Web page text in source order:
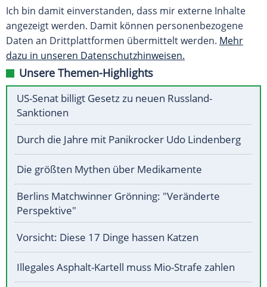
Ich bin damit einverstanden, dass mir externe Inhalte
angezeigt werden. Damit können personenbezogene
Daten an Drittplattformen übermittelt werden. Mehr
dazu in unseren Datenschutzhinweisen.
Unsere Themen-Highlights
US-Senat billigt Gesetz zu neuen Russland-
Sanktionen
Durch die Jahre mit Panikrocker Udo Lindenberg
Die größten Mythen über Medikamente
Berlins Matchwinner Grönning: "Veränderte
Perspektive"
Vorsicht: Diese 17 Dinge hassen Katzen
Illegales Asphalt-Kartell muss Mio-Strafe zahlen